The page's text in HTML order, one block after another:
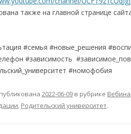
также на главной странице
#семья #новые_решения
#зависимость
#номофобия
2022-06-09 в рубрике
, Родительский университет.